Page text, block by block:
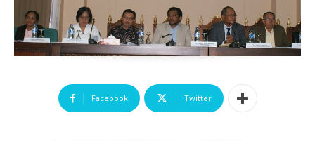
Facebook Twitter